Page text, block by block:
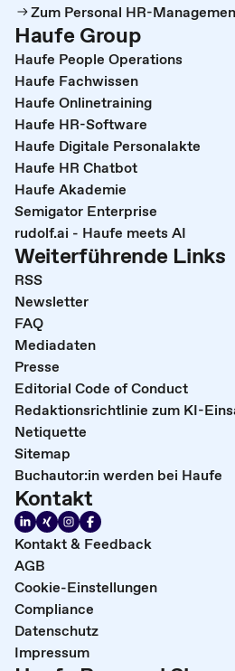
Zum Personal HR-
Haufe Group
Haufe People Operations
Haufe Fachwissen
Haufe Onlinetraining
Haufe HR-Software
Haufe Digitale Personalakte
Haufe HR Chatbot
Haufe Akademie
Semigator Enterprise
rudolf.ai - Haufe meets AI
Weiterführende Links
RSS
Newsletter
FAQ
Mediadaten
Presse
Editorial Code of Conduct
Redaktionsrichtlinie zum KI-
Netiquette
Sitemap
Buchautor:in werden bei Haufe
Kontakt
Kontakt & Feedback
AGB
Cookie-Einstellungen
Compliance
Datenschutz
Impressum